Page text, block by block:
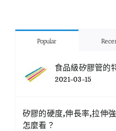
Popular
食品級矽膠管的
2021-03-15
矽膠的硬度,伸長率,拉伸
怎麼看？